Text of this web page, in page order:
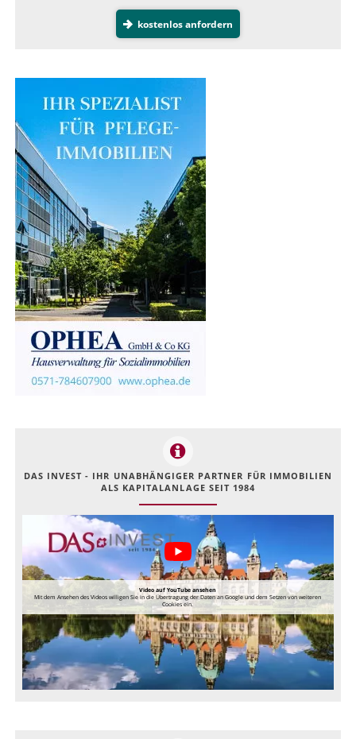
kostenlos anfordern
DAS INVEST - IHR UNABHÄNGIGER PARTNER FÜR IMMOBILIEN
ALS KAPITALANLAGE SEIT 1984
Video auf YouTube ansehen
Mit dem Ansehen des Videos willigen Sie in die Übertragung der Daten an Google und dem Setzen von weiteren
Cookies ein.